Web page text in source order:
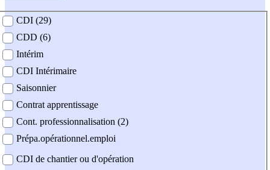
contrat
CDI (29)
CDD (6)
Intérim
CDI Intérimaire
Saisonnier
Contrat apprentissage
Cont. professionnalisation (2)
Prépa.opérationnel.emploi
CDI de chantier ou d'opération